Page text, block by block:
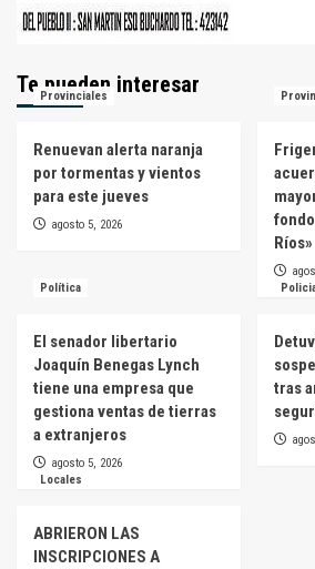
Te pueden interesar
Provinciales
Renuevan alerta naranja
por tormentas y vientos
para este jueves
agosto 5, 2026
Ríos»
Política
El senador libertario
Joaquín Benegas Lynch
tiene una empresa que
gestiona ventas de tierras
a extranjeros
agosto 5, 2026
tras
Locales
ABRIERON LAS
INSCRIPCIONES A